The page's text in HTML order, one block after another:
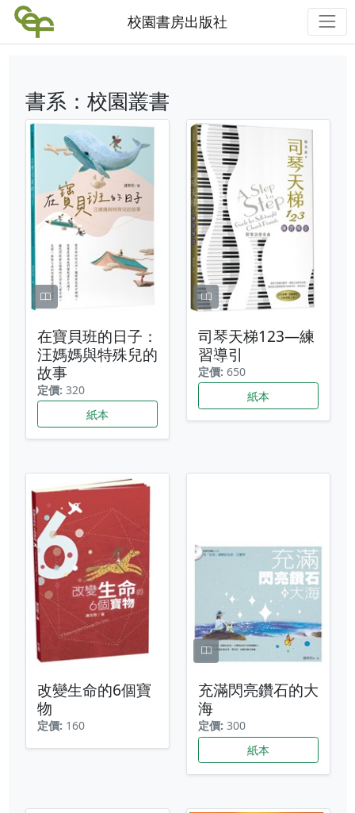
校園書房出版社
書系：校園叢書
在寶貝班的日子：
汪媽媽與特殊兒的
故事
定價: 320
紙本
司琴天梯123—練
習導引
定價: 650
紙本
改變生命的6個寶
物
定價: 160
充滿閃亮鑽石的大
海
定價: 300
紙本